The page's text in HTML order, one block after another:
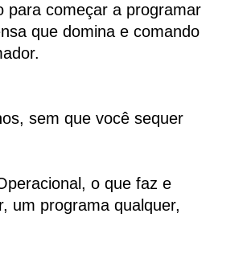
para começar a programar
que domina e comando
sem que você sequer
o que faz e
um programa qualquer,